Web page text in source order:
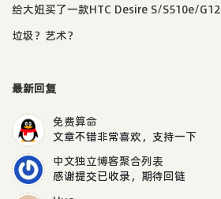
给大妞买了一款HTC Desire S/S510e/G12
垃圾？艺术？
最新回复
免费算命
文章不错非常喜欢，支持一下
中文独立博客聚合列表
感谢提交已收录，期待回链